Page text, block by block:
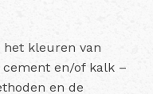
het kleuren van
en/of kalk –
en de